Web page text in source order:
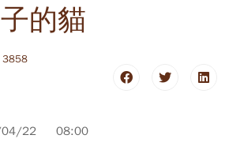
的貓
3858
04/22 08:00